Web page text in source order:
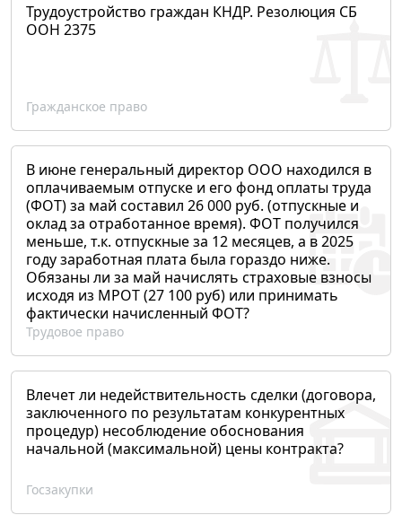
Трудоустройство граждан КНДР. Резолюция СБ
ООН 2375
Гражданское право
В июне генеральный директор ООО находился в
оплачиваемым отпуске и его фонд оплаты труда
(ФОТ) за май составил 26 000 руб. (отпускные и
оклад за отработанное время). ФОТ получился
меньше, т.к. отпускные за 12 месяцев, а в 2025
году заработная плата была гораздо ниже.
Обязаны ли за май начислять страховые взносы
исходя из МРОТ (27 100 руб) или принимать
фактически начисленный ФОТ?
Трудовое право
Влечет ли недействительность сделки (договора,
заключенного по результатам конкурентных
процедур) несоблюдение обоснования
начальной (максимальной) цены контракта?
Госзакупки